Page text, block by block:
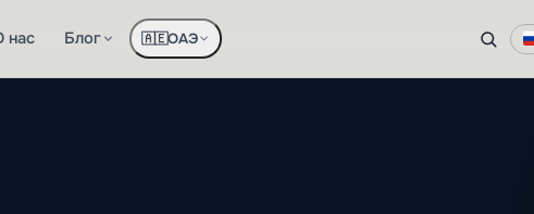
нас Блог 🇦🇪ОАЭ